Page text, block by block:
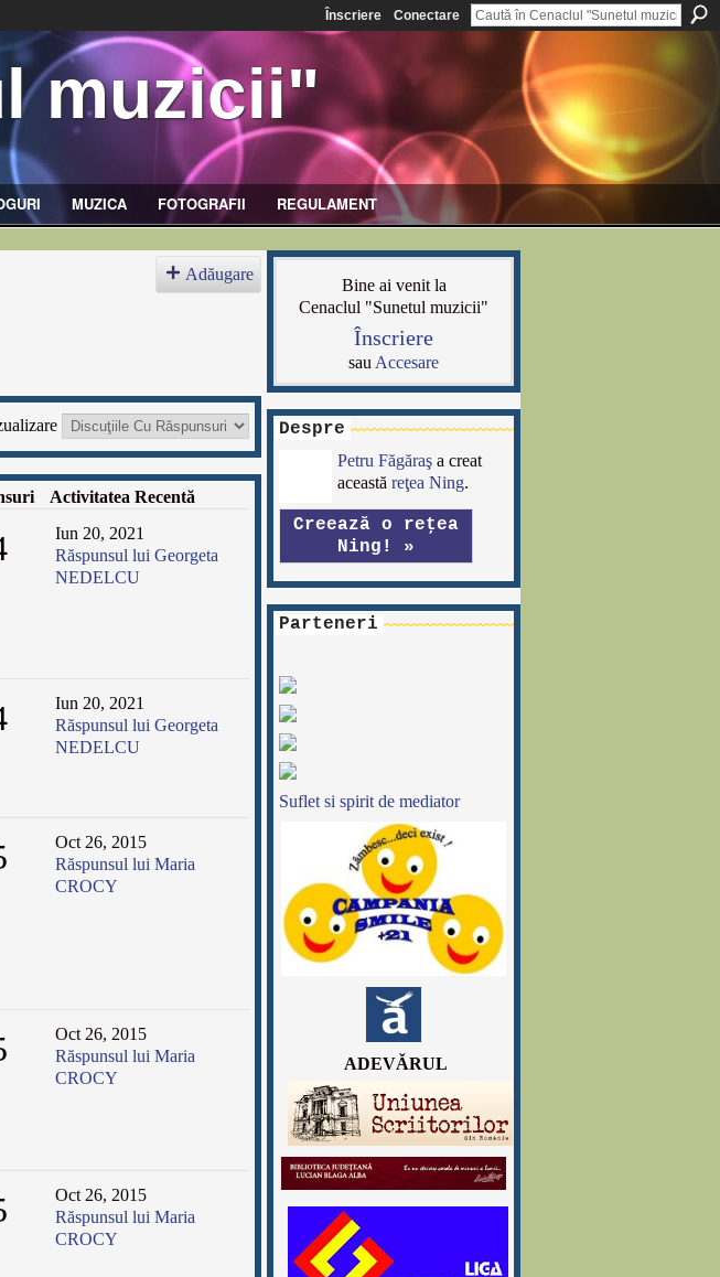
Înscriere Conectare
muzicii"
MUZICA FOTOGRAFII REGULAMENT
Adăugare
Activitatea Recentă
Iun 20, 2021
Răspunsul lui Georgeta
NEDELCU
Iun 20, 2021
Răspunsul lui Georgeta
NEDELCU
Oct 26, 2015
Răspunsul lui Maria
CROCY
Oct 26, 2015
Răspunsul lui Maria
CROCY
Oct 26, 2015
Răspunsul lui Maria
CROCY
Bine ai venit la
Cenaclul "Sunetul muzicii"
Înscriere
sau Accesare
Despre
Petru Făgăraş a creat
această reţea Ning.
Creează o reţea
Ning! »
Parteneri
Suflet si spirit de mediator
ADEVǍRUL